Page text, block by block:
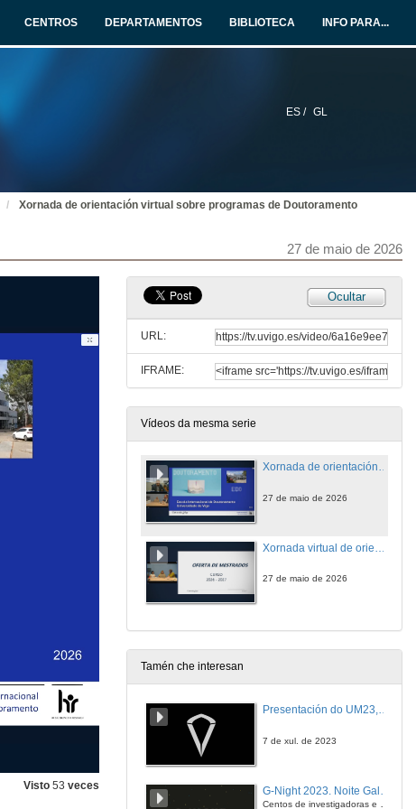
CENTROS DEPARTAMENTOS BIBLIOTECA INFO PARA...
ES / GL
Xornada de orientación virtual sobre programas de Doutoramento
27 de maio de 2026
Visto 53 veces
Ocultar
URL:
IFRAME:
Vídeos da mesma serie
Xornada de orientación virtual sobre programas de Doutoramento
27 de maio de 2026
27 de maio de 2026
Tamén che interesan
Presentación do UM23, o novo monopraza de UVigo Motorsport
7 de xul. de 2023
Centos de investigadoras e investigadores, decenas de actividades e sete cidades